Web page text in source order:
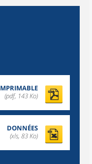
(pdf, 143 Ko)
DONNÉES
(xls, 83 Ko)